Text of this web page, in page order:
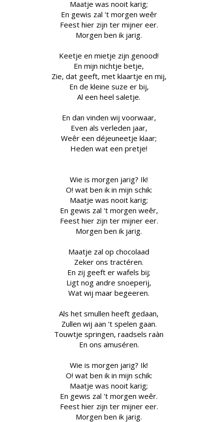
Maatje was nooit karig;
En gewis zal 't morgen weêr
Feest hier zijn ter mijner eer.
Morgen ben ik jarig.
Keetje en mietje zijn genood!
En mijn nichtje betje,
Zie, dat geeft, met klaartje en mij,
En de kleine suze er bij,
Al een heel saletje.
En dan vinden wij voorwaar,
Even als verleden jaar,
Weêr een déjeuneetje klaar;
Heden wat een pretje!
Wie is morgen jarig? Ik!
O! wat ben ik in mijn schik:
Maatje was nooit karig;
En gewis zal 't morgen weêr,
Feest hier zijn ter mijner eer.
Morgen ben ik jarig.
Maatje zal op chocolaad
Zeker ons tractéren.
En zij geeft er wafels bij;
Ligt nog andre snoeperij,
Wat wij maar begeeren.
Als het smullen heeft gedaan,
Zullen wij aan 't spelen gaan.
Touwtje springen, raadsels raàn
En ons amuséren.
Wie is morgen jarig? Ik!
O! wat ben ik in mijn schik:
Maatje was nooit karig;
En gewis zal 't morgen weêr.
Feest hier zijn ter mijner eer.
Morgen ben ik jarig.